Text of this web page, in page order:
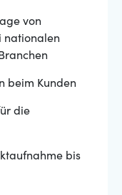
von
nationalen
beim Kunden
die
bis